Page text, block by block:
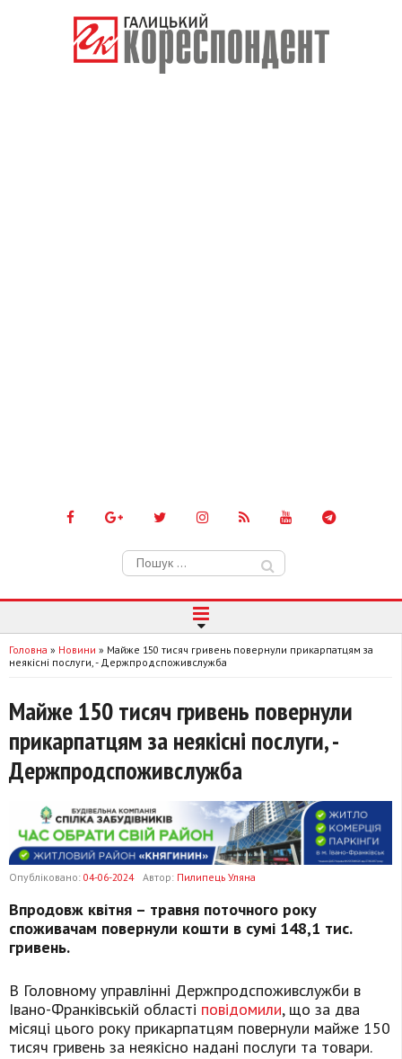
Пошук:
Головна » Новини » Майже 150 тисяч гривень повернули прикарпатцям за
неякісні послуги, - Держпродспоживслужба
Майже 150 тисяч гривень повернули
прикарпатцям за неякісні послуги, -
Держпродспоживслужба
Опубліковано: 04-06-2024 Автор: Пилипець Уляна
Впродовж квітня – травня поточного року
споживачам повернули кошти в сумі 148,1 тис.
гривень.
В Головному управлінні Держпродспоживслужби в
Івано-Франківській області повідомили, що за два
місяці цього року прикарпатцям повернули майже 150
тисяч гривень за неякісно надані послуги та товари.